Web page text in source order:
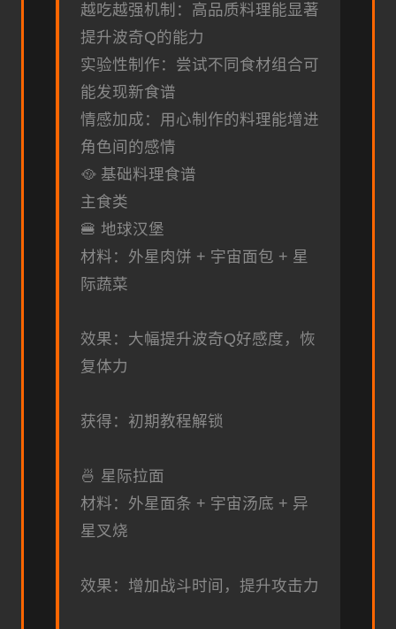
越吃越强机制：高品质料理能显著
提升波奇Q的能力
实验性制作：尝试不同食材组合可
能发现新食谱
情感加成：用心制作的料理能增进
角色间的感情
🥘 基础料理食谱
主食类
🍔 地球汉堡
材料：外星肉饼 + 宇宙面包 + 星
际蔬菜
效果：大幅提升波奇Q好感度，恢
复体力
获得：初期教程解锁
🍜 星际拉面
材料：外星面条 + 宇宙汤底 + 异
星叉烧
效果：增加战斗时间，提升攻击力